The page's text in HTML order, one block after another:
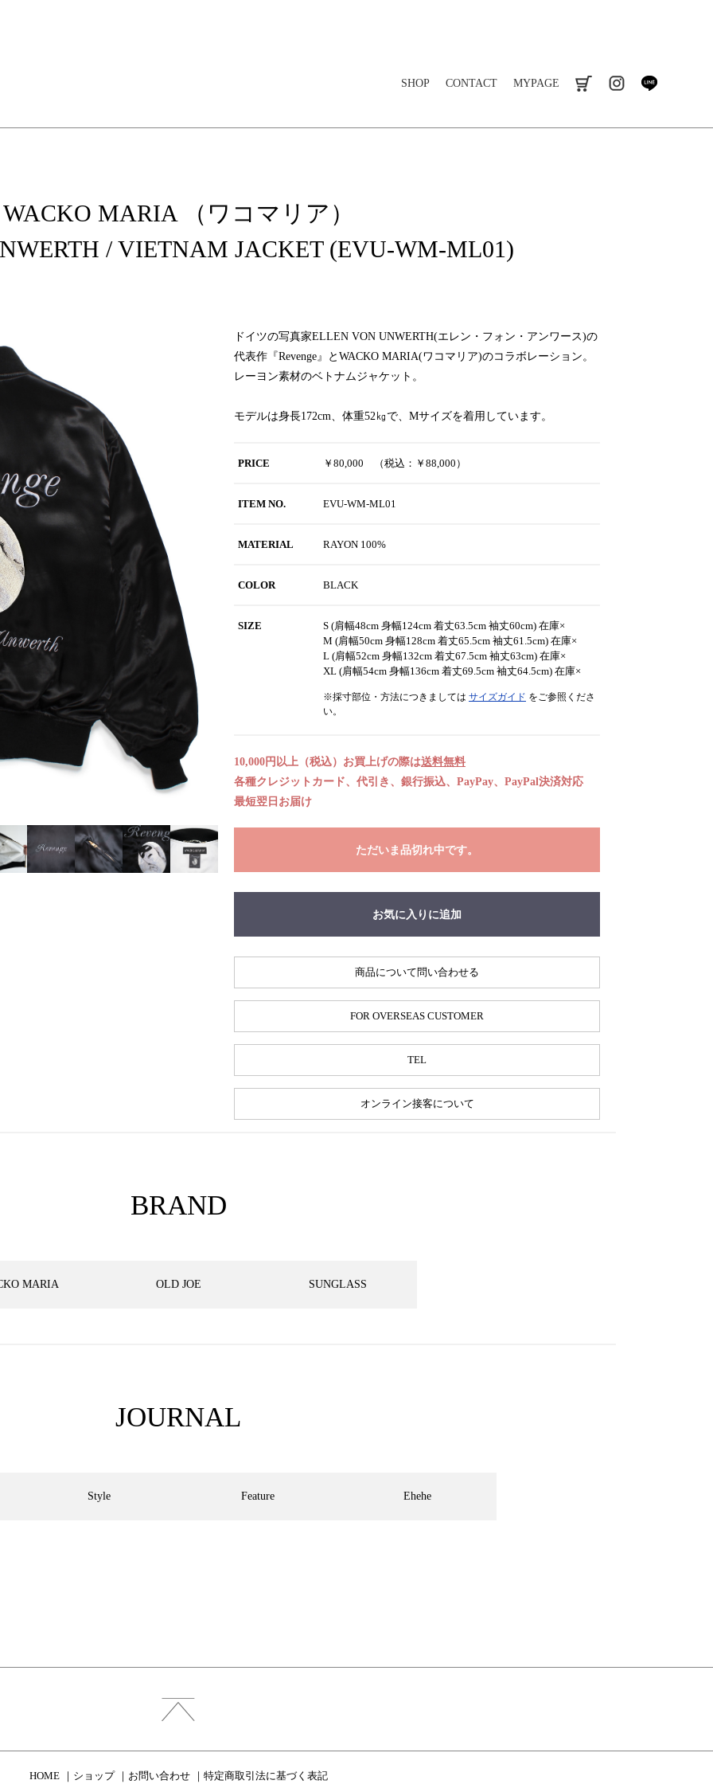
SHOP CONTACT MYPAGE instagram
WACKO MARIA （ワコマリア）
/ VIETNAM JACKET (EVU-WM-ML01)
ドイツの写真家ELLEN VON UNWERTH(エレン・フォン・アンワース)の
代表作『Revenge』とWACKO MARIA(ワコマリア)のコラボレーション。
レーヨン素材のベトナムジャケット。
モデルは身長172cm、体重52㎏で、Mサイズを着用しています。
PRICE ￥80,000 （税込：￥88,000）
ITEM NO. EVU-WM-ML01
MATERIAL RAYON 100%
COLOR BLACK
SIZE
S (肩幅48cm 身幅124cm 着丈63.5cm 袖丈60cm) 在庫×
M (肩幅50cm 身幅128cm 着丈65.5cm 袖丈61.5cm) 在庫×
L (肩幅52cm 身幅132cm 着丈67.5cm 袖丈63cm) 在庫×
XL (肩幅54cm 身幅136cm 着丈69.5cm 袖丈64.5cm) 在庫×
※採寸部位・方法につきましては サイズガイド をご参照くださ
い。
10,000円以上（税込）お買上げの際は送料無料
各種クレジットカード、代引き、銀行振込、PayPay、PayPal決済対応
最短翌日お届け
ただいま品切れ中です。
お気に入りに追加
商品について問い合わせる
FOR OVERSEAS CUSTOMER
TEL
オンライン接客について
BRAND
MARIA OLD JOE SUNGLASS
JOURNAL
Style Feature Ehehe
HOME ショップ お問い合わせ 特定商取引法に基づく表記